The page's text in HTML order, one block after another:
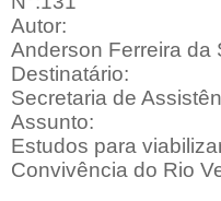
Autor:
Anderson Ferreira da
Destinatário:
Secretaria de
Assunto:
Estudos para
Convivência do Rio